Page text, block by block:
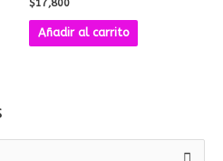
Añadir al carrito